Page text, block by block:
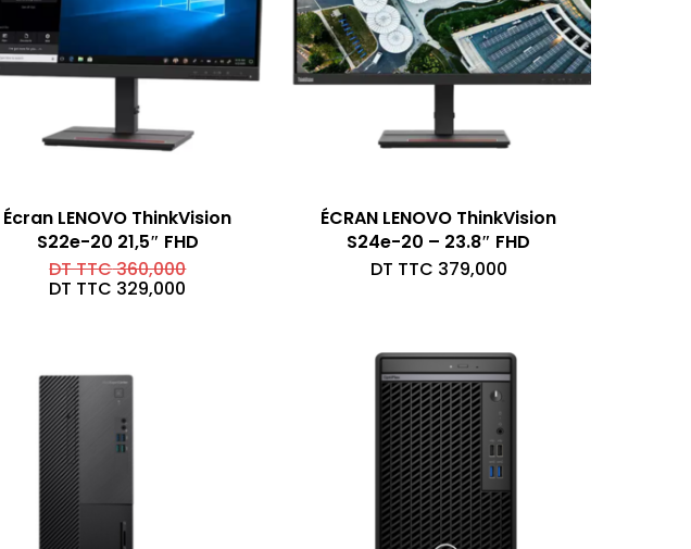
Écran LENOVO ThinkVision
S22e-20 21,5″ FHD
DT TTC360,000Le
DT TTC 329,000
ÉCRAN LENOVO ThinkVision
S24e-20 – 23.8″ FHD
DT TTC 379,000